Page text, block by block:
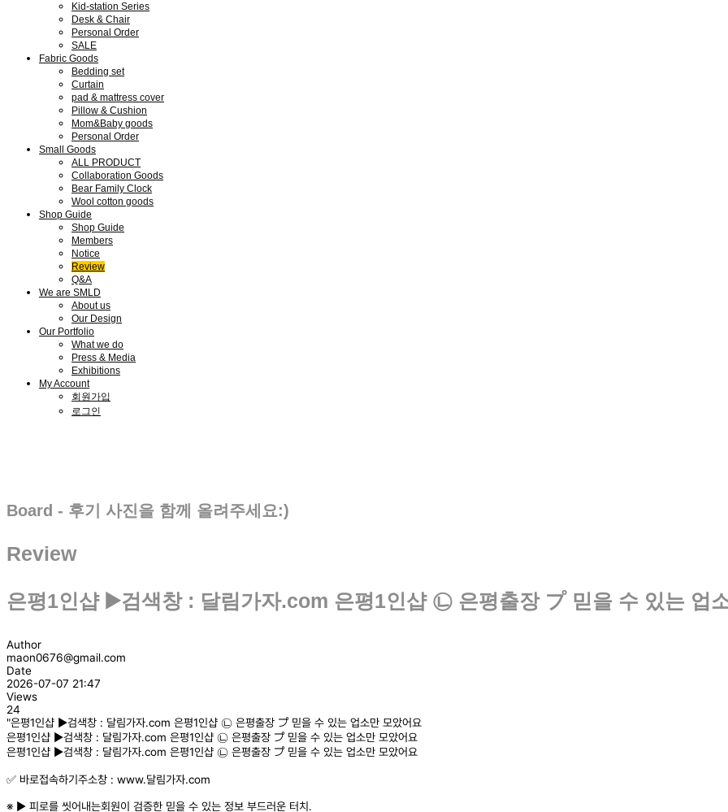
Kid-station Series
Desk & Chair
Personal Order
SALE
Fabric Goods
Bedding set
Curtain
pad & mattress cover
Pillow & Cushion
Mom&Baby goods
Personal Order
Small Goods
ALL PRODUCT
Collaboration Goods
Bear Family Clock
Wool cotton goods
Shop Guide
Shop Guide
Members
Notice
Review
Q&A
We are SMLD
About us
Our Design
Our Portfolio
What we do
Press & Media
Exhibitions
My Account
회원가입
로그인
Board - 후기 사진을 함께 올려주세요:)
Review
은평1인샵 ▶️검색창 : 달림가자.com 은평1인샵 ㉡ 은평출장 プ 믿을 수 있는 업
Author
maon0676@gmail.com
Date
2026-07-07 21:47
Views
24
"은평1인샵 ▶️검색창 : 달림가자.com 은평1인샵 ㉡ 은평출장 プ 믿을 수 있는 업소만 모았어요
은평1인샵 ▶️검색창 : 달림가자.com 은평1인샵 ㉡ 은평출장 プ 믿을 수 있는 업소만 모았어요
은평1인샵 ▶️검색창 : 달림가자.com 은평1인샵 ㉡ 은평출장 プ 믿을 수 있는 업소만 모았어요
✅ 바로접속하기주소창 : www.달림가자.com
※ ▶️ 피로를 씻어내는회원이 검증한 믿을 수 있는 정보 부드러운 터치.